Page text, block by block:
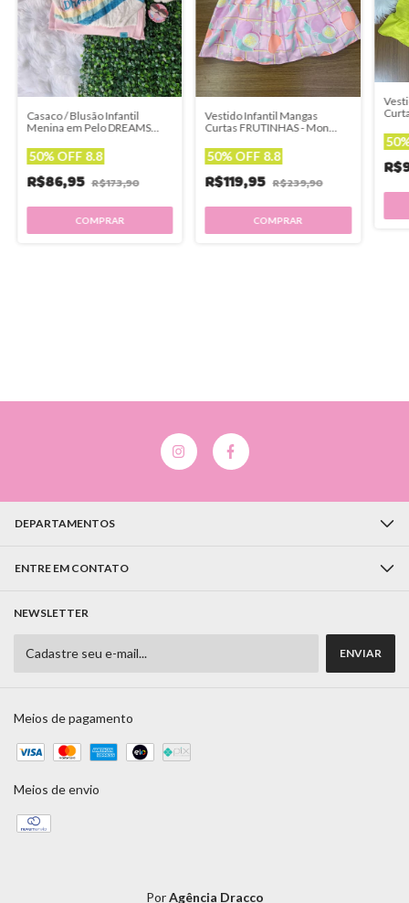
Casaco / Blusão Infantil
Menina em Pelo DREAMS
50% OFF 8.8
R$86,95 R$173,90
COMPRAR
Vestido Infantil Mangas
Curtas FRUTINHAS - Mon
50% OFF 8.8
R$119,95 R$239,90
COMPRAR
DEPARTAMENTOS
ENTRE EM CONTATO
NEWSLETTER
Meios de pagamento
Meios de envio
PorAgência Dracco